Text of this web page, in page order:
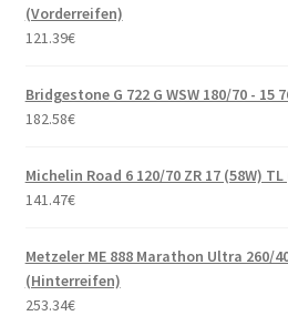
(Vorderreifen)
121.39€
Bridgestone G 722 G WSW 180/70 -
182.58€
Michelin Road 6 120/70 ZR 17 (58W)
141.47€
Metzeler ME 888 Marathon Ultra 260/
(Hinterreifen)
253.34€